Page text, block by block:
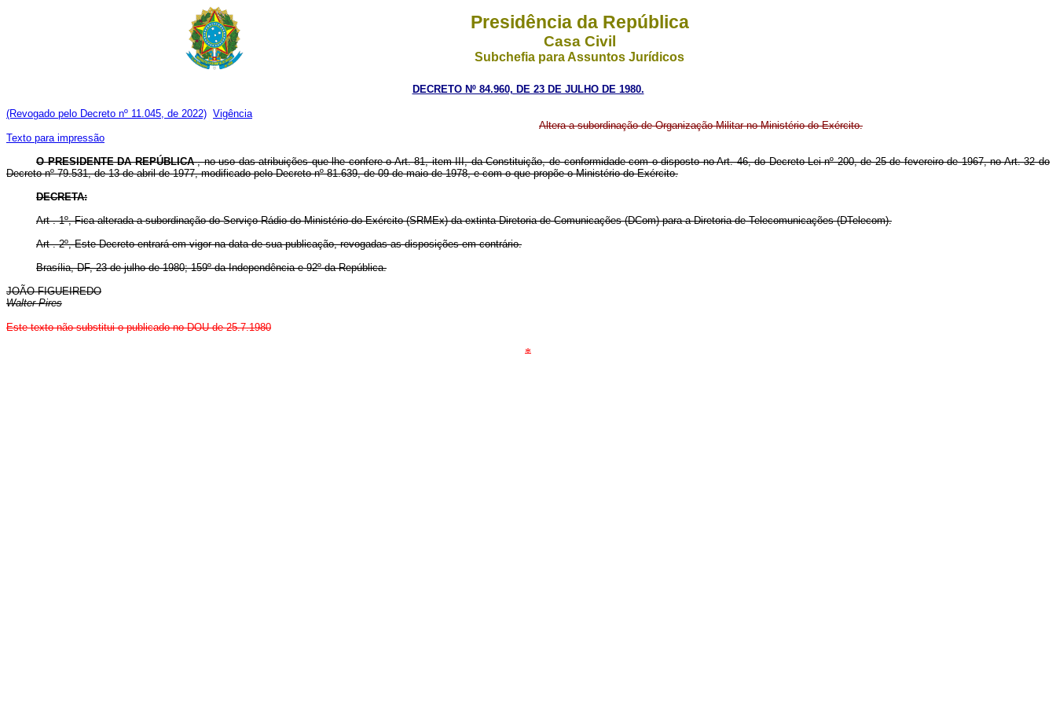
Presidência da República
Casa Civil
Subchefia para Assuntos Jurídicos
DECRETO Nº 84.960, DE 23 DE JULHO DE 1980.
(Revogado pelo Decreto nº 11.045, de 2022) Vigência
Texto para impressão
Altera a subordinação de Organização Militar no Ministério do Exército.
O PRESIDENTE DA REPÚBLICA, no uso das atribuições que lhe confere o Art. 81, item III, da Constituição, de conformidade com o disposto no Art. 46, do Decreto-Lei nº 200, de 25 de fevereiro de 1967, no Art. 32 do
Decreto nº 79.531, de 13 de abril de 1977, modificado pelo Decreto nº 81.639, de 09 de maio de 1978, e com o que propõe o Ministério do Exército.
DECRETA:
Art . 1º, Fica alterada a subordinação do Serviço Rádio do Ministério do Exército (SRMEx) da extinta Diretoria de Comunicações (DCom) para a Diretoria de Telecomunicações (DTelecom).
Art . 2º, Este Decreto entrará em vigor na data de sua publicação, revogadas as disposições em contrário.
Brasília, DF, 23 de julho de 1980; 159º da Independência e 92º da República.
JOÃO FIGUEIREDO
Walter Pires
Este texto não substitui o publicado no DOU de 25.7.1980
*